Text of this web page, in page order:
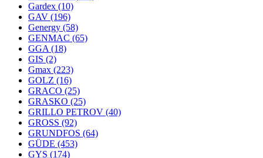
Gardex (10)
GAV (196)
Genergy (58)
GENMAC (65)
GGA (18)
GIS (2)
Gmax (223)
GOLZ (16)
GRACO (25)
GRASKO (25)
GRILLO PETROV (40)
GROSS (92)
GRUNDFOS (64)
GÜDE (453)
GYS (174)